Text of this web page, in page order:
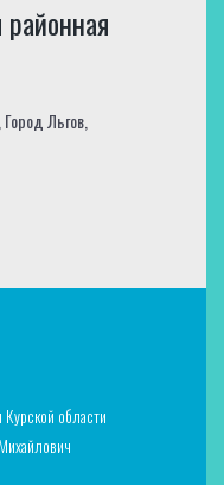
Льгов,
области